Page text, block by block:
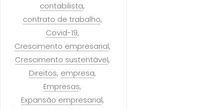
contabilista
contrato de trabalho
Covid-19
Crescimento empresarial
Crescimento sustentável
Direitos empresa
Empresas
Expansão empresarial